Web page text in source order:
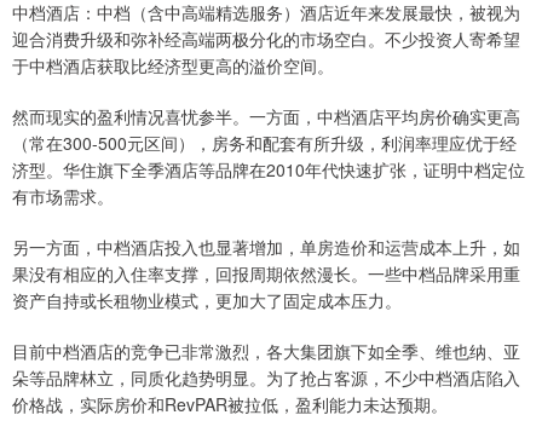
中档酒店：中档（含中高端精选服务）酒店近年来发展最快，被视为
迎合消费升级和弥补经高端两极分化的市场空白。不少投资人寄希望
于中档酒店获取比经济型更高的溢价空间。
然而现实的盈利情况喜忧参半。一方面，中档酒店平均房价确实更高
（常在300-500元区间），房务和配套有所升级，利润率理应优于经
济型。华住旗下全季酒店等品牌在2010年代快速扩张，证明中档定位
有市场需求。
另一方面，中档酒店投入也显著增加，单房造价和运营成本上升，如
果没有相应的入住率支撑，回报周期依然漫长。一些中档品牌采用重
资产自持或长租物业模式，更加大了固定成本压力。
目前中档酒店的竞争已非常激烈，各大集团旗下如全季、维也纳、亚
朵等品牌林立，同质化趋势明显。为了抢占客源，不少中档酒店陷入
价格战，实际房价和RevPAR被拉低，盈利能力未达预期。